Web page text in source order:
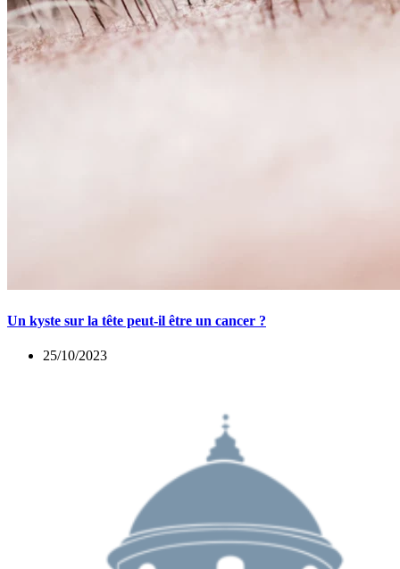
Un kyste sur la tête peut-il être un cancer ?
25/10/2023